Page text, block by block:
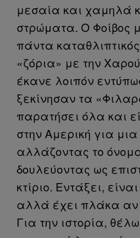
μεσαία και χαμηλά
στρώματα. Ο Φοίβος
πάντα
«ζόρια» με την
έκανε λοιπόν
ξεκίνησαν τα
παρατήσει όλα και
στην Αμερική για
αλλάζοντας το
δουλεύοντας ως
κτίριο. Εντάξει,
αλλά έχει πλάκα αν
Για την ιστορία,